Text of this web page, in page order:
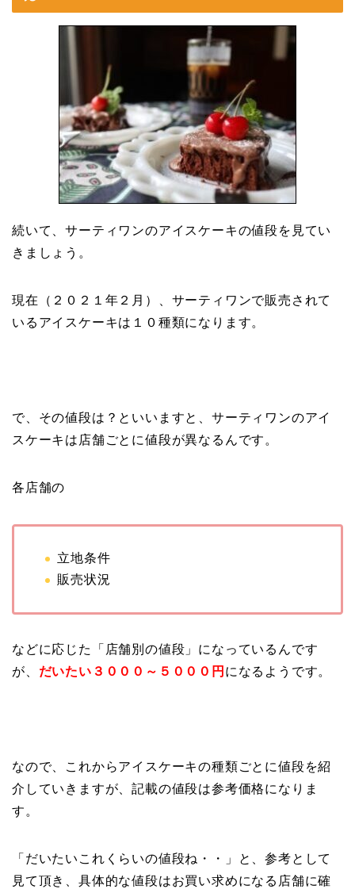
続いて、サーティワンのアイスケーキの値段を見てい
きましょう。
現在（２０２１年２月）、サーティワンで販売されて
いるアイスケーキは１０種類になります。
で、その値段は？といいますと、サーティワンのアイ
スケーキは店舗ごとに値段が異なるんです。
各店舗の
立地条件
販売状況
などに応じた「店舗別の値段」になっているんです
が、 だいたい３０００～５０００円 になるようです。
なので、これからアイスケーキの種類ごとに値段を紹
介していきますが、記載の値段は参考価格になりま
す。
「だいたいこれくらいの値段ね・・」と、参考として
見て頂き、具体的な値段はお買い求めになる店舗に確